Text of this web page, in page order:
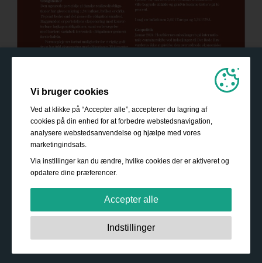
Sådan bliver du investor
Vi bruger cookies
Ved at klikke på “Accepter alle”, accepterer du lagring af
cookies på din enhed for at forbedre webstedsnavigation,
analysere webstedsanvendelse og hjælpe med vores
marketingindsats.
Via instillinger kan du ændre, hvilke cookies der er aktiveret og
opdatere dine præferencer.
Accepter alle
Strengt nødvendige:
Disse cookies er essentielle for at
sikre grundlæggende funktionalitet såsom navigation,
Indstillinger